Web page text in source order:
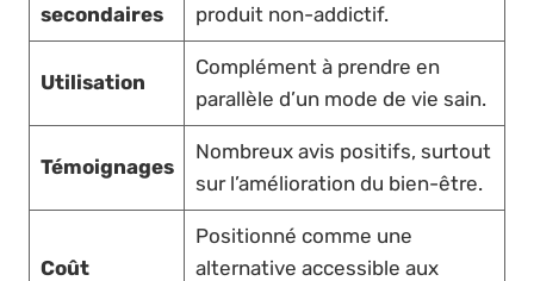
secondaires
produit non-addictif.
Utilisation
Complément à prendre en
parallèle d’un mode de vie sain.
Témoignages
Nombreux avis positifs, surtout
sur l’amélioration du bien-être.
Coût
Positionné comme une
alternative accessible aux